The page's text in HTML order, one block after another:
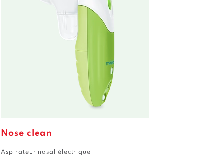
Nose clean
Aspirateur nasal électrique